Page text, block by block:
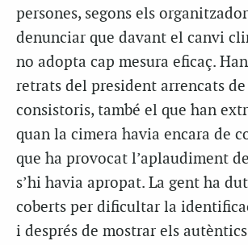
persones, segons els
denunciar que davant el canvi
no adopta cap mesura eficaç.
retrats del president arrencats
consistoris, també el que han
quan la cimera havia encara de
que ha provocat l’aplaudiment
s’hi havia apropat. La gent ha
coberts per dificultar la
i després de mostrar els